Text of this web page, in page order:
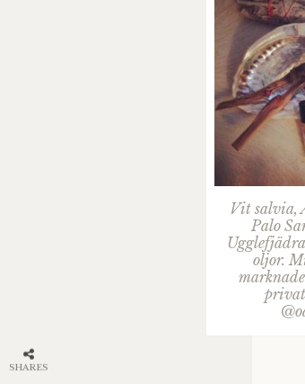
Vit salvia,
Palo
oljor.
SHARES